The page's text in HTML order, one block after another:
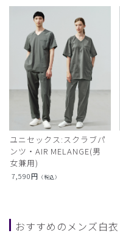
ユニセックス:スクラブパ
ンツ・AIR MELANGE(男
女兼用)
7,590円 （税込）
おすすめのメンズ白衣